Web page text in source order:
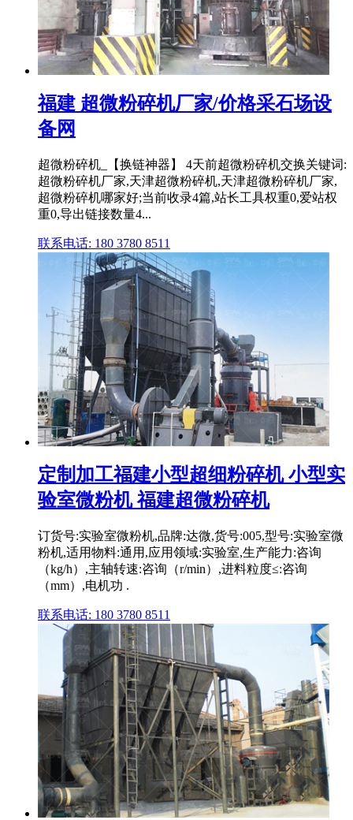
福建 超微粉碎机厂家/价格采石场设
备网
超微粉碎机_【换链神器】 4天前超微粉碎机交换关键词:
超微粉碎机厂家,天津超微粉碎机,天津超微粉碎机厂家,
超微粉碎机哪家好;当前收录4篇,站长工具权重0,爱站权
重0,导出链接数量4...
联系电话: 180 3780 8511
定制加工福建小型超细粉碎机 小型实
验室微粉机 福建超微粉碎机
订货号:实验室微粉机,品牌:达微,货号:005,型号:实验室微
粉机,适用物料:通用,应用领域:实验室,生产能力:咨询
（kg/h）,主轴转速:咨询（r/min）,进料粒度≤:咨询
（mm）,电机功 .
联系电话: 180 3780 8511